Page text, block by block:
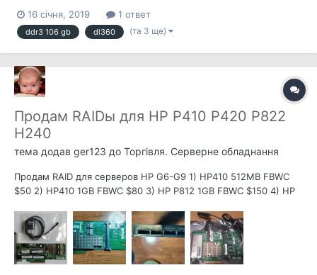
16 січня, 2019 1 ответ
ddr3 106 gb dl360 (та 3 ще)
Продам RAIDы для HP P410 P420 P822
H240
тема додав ger123 до Торгівля. Серверне обладнання
Продам RAID для серверов HP G6-G9 1) HP410 512MB FBWC
$50 2) HP410 1GB FBWC $80 3) HP P812 1GB FBWC $150 4) HP
B21 643379-001 6) HP H240 SBA $250 P/N: 726907-B21...